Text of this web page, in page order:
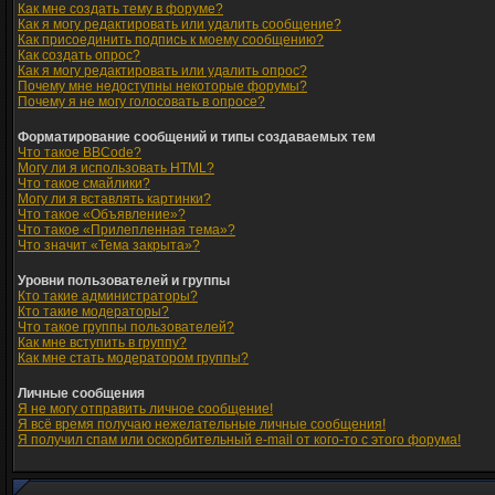
Как мне создать тему в форуме?
Как я могу редактировать или удалить сообщение?
Как присоединить подпись к моему сообщению?
Как создать опрос?
Как я могу редактировать или удалить опрос?
Почему мне недоступны некоторые форумы?
Почему я не могу голосовать в опросе?
Форматирование сообщений и типы создаваемых тем
Что такое BBCode?
Могу ли я использовать HTML?
Что такое смайлики?
Могу ли я вставлять картинки?
Что такое «Объявление»?
Что такое «Прилепленная тема»?
Что значит «Тема закрыта»?
Уровни пользователей и группы
Кто такие администраторы?
Кто такие модераторы?
Что такое группы пользователей?
Как мне вступить в группу?
Как мне стать модератором группы?
Личные сообщения
Я не могу отправить личное сообщение!
Я всё время получаю нежелательные личные сообщения!
Я получил спам или оскорбительный e-mail от кого-то с этого форума!